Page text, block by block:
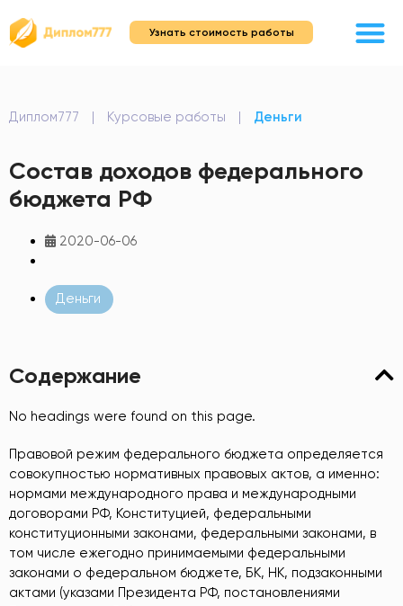
Узнать стоимость работы
Диплом777 | Курсовые работы | Деньги
Состав доходов федерального
бюджета РФ
2020-06-06
Деньги
Содержание
No headings were found on this page.
Правовой режим федерального бюджета определяется
совокупностью нормативных правовых актов, а именно:
нормами международного права и международными
договорами РФ, Конституцией, федеральными
конституционными законами, федеральными законами, в
том числе ежегодно принимаемыми федеральными
законами о федеральном бюджете, БК, НК, подзаконными
актами (указами Президента РФ, постановлениями